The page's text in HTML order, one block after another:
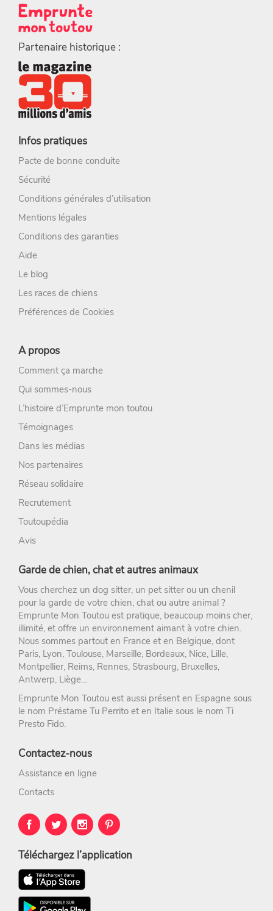
Partenaire historique :
Infos pratiques
Pacte de bonne conduite
Sécurité
Conditions générales d’utilisation
Mentions légales
Conditions des garanties
Aide
Le blog
Les races de chiens
Préférences de Cookies
A propos
Comment ça marche
Qui sommes-nous
L’histoire d’Emprunte mon toutou
Témoignages
Dans les médias
Nos partenaires
Réseau solidaire
Recrutement
Toutoupédia
Avis
Garde de chien, chat et autres animaux
Vous cherchez un dog sitter, un pet sitter ou un chenil
pour la garde de votre chien, chat ou autre animal ?
Emprunte Mon Toutou est pratique, beaucoup moins cher,
illimité, et offre un environnement aimant à votre chien.
Nous sommes partout en France et en Belgique, dont
Paris, Lyon, Toulouse, Marseille, Bordeaux, Nice, Lille,
Montpellier, Reims, Rennes, Strasbourg, Bruxelles,
Antwerp, Liège…
Emprunte Mon Toutou est aussi présent en Espagne sous
le nom Préstame Tu Perrito et en Italie sous le nom Ti
Presto Fido.
Contactez-nous
Assistance en ligne
Contacts
Téléchargez l’application